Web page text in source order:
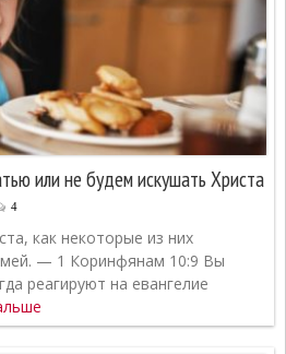
или не будем искушать Христа
4
как некоторые из них
— 1 Коринфянам 10:9 Вы
реагируют на евангелие